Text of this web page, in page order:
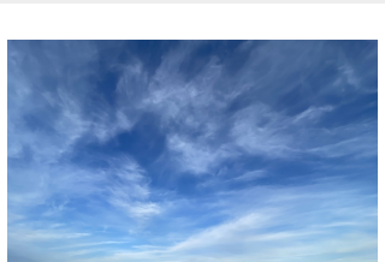
今月のプレゼント
千葉北
伊豆
千葉南
お知らせ
その他
ルール＆How to
VOTE!